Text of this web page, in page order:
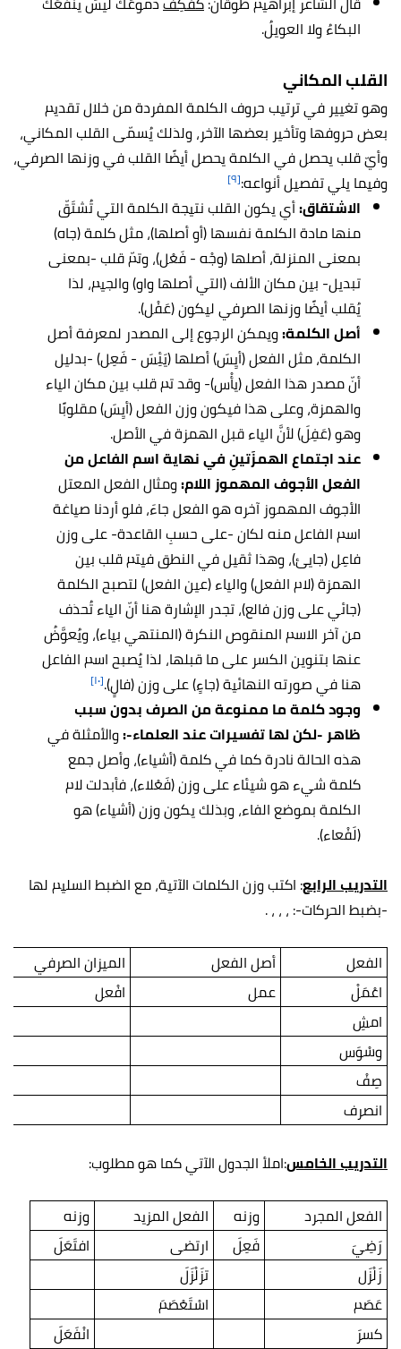
البكاءُ ولا العويلُ.
القلب المكاني
وهو تغيير في ترتيب حروف الكلمة المفردة من خلال تقديم
بعض حروفها وتأخير بعضها الآخر، ولذلك يُسمّى القلب المكاني،
وأيّ قلب يحصل في الكلمة يحصل أيضًا القلب في وزنها الصرفي،
وفيما يلي تفصيل أنواعه:[٩]
الاشتقاق:أي يكون القلب نتيجة الكلمة التي تُشتَقّ
منها مادة الكلمة نفسها (أو أصلها)، مثل كلمة (جاه)
بمعنى المنزلة، أصلها (وجْه - فَعْل)، وتمّ قلب -بمعنى
تبديل- بين مكان الألف (التي أصلها واو) والجيم، لذا
يُقلب أيضًا وزنها الصرفي ليكون (عَفْل).
أصل الكلمة:ويمكن الرجوع إلى المصدر لمعرفة أصل
الكلمة، مثل الفعل (أيِسَ) أصلها (يَئِسَ - فَعِل) -بدليل
أنّ مصدر هذا الفعل (يأْس)- وقد تم قلب بين مكان الياء
والهمزة، وعلى هذا فيكون وزن الفعل (أيِسَ) مقلوبًا
وهو (عَفِلَ) لأنَّ الياء قبل الهمزة في الأصل.
عند اجتماع الهمزَتينِ في نهاية اسم الفاعل من
الفعل الأجوف المهموز اللام:ومثال الفعل المعتل
الأجوف المهموز آخره هو الفعل جاءَ، فلو أردنا صياغة
اسم الفاعل منه لكان -على حسبِ القاعدة- على وزن
فاعِل (جايئ)، وهذا ثقيل في النطق فيتم قلب بين
الهمزة (لام الفعل) والياء (عين الفعل) لتصبح الكلمة
(جائي على وزن فالع)، تجدر الإشارة هنا أنّ الياء تُحذف
من آخر الاسم المنقوص النكرة (المنتهي بياء)، ويُعوَّضُ
عنها بتنوين الكسر على ما قبلها، لذا يُصبح اسم الفاعل
هنا في صورته النهائية (جاءٍ) على وزن (فالٍ).[١٠]
وجود كلمة ما ممنوعة من الصرف بدون سبب
ظاهر -لكن لها تفسيرات عند العلماء-:والأمثلة في
هذه الحالة نادرة كما في كلمة (أشياء)، وأصل جمع
كلمة شيء هو شيئاء على وزن (فَعْلاء)، فأبدلت لام
الكلمة بموضع الفاء، وبذلك يكون وزن (أشياء) هو
(لَفْعاء).
التدريب الرابع: اكتب وزن الكلمات الآتية، مع الضبط السليم لها
-بضبط الحركات-: ، ، ، .
الفعل
أصل الفعل
الميزان الصرفي
اعْمَلْ
عمل
افْعل
امشِ
وسْوَس
صِفْ
انصرف
التدريب الخامس:املأ الجدول الآتي كما هو مطلوب:
الفعل المجرد
وزنه الفعل المزيد
وزنه
رَضِيَ
فَعِلَ ارتضى
افتَعَلَ
زَلْزَل
تزَلْزَلَ
عَصَم
اسْتَعْصَمَ
كسرَ
انْفَعَلَ